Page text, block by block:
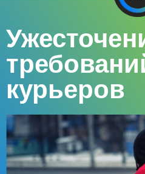
курьеров